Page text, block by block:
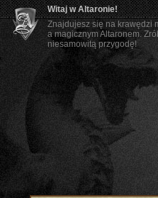
Witaj w Altaronie!
Znajdujesz się na krawędzi
a magicznym Altaronem.
niesamowitą przygodę!